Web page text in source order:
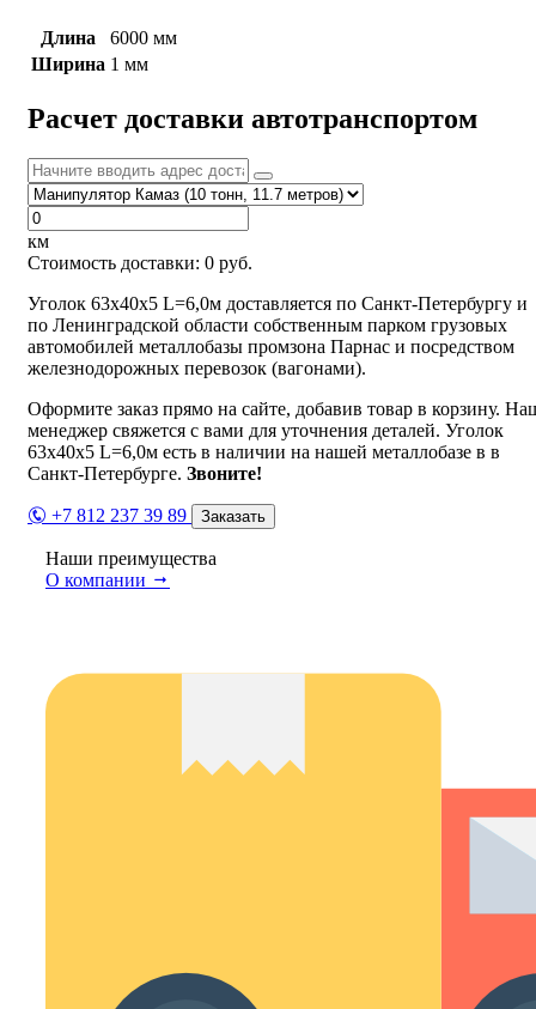
Длина
6000 мм
Ширина 1 мм
Расчет доставки автотранспортом
км
Стоимость доставки: 0 руб.
Уголок 63х40х5 L=6,0м доставляется по Санкт-Петербургу и
по Ленинградской области собственным парком грузовых
автомобилей металлобазы промзона Парнас и посредством
железнодорожных перевозок (вагонами).
Оформите заказ прямо на сайте, добавив товар в корзину.
менеджер свяжется с вами для уточнения деталей. Уголок
63х40х5 L=6,0м есть в наличии на нашей металлобазе в в
Санкт-Петербурге. Звоните!
+7 812 237 39 89 Заказать
Наши преимущества
О компании